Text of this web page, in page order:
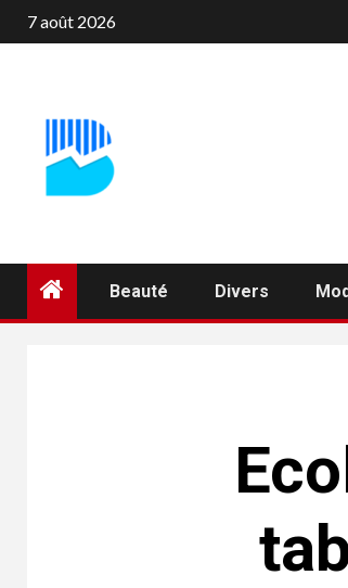
Aller
au
7 août 2026
Beauté Divers